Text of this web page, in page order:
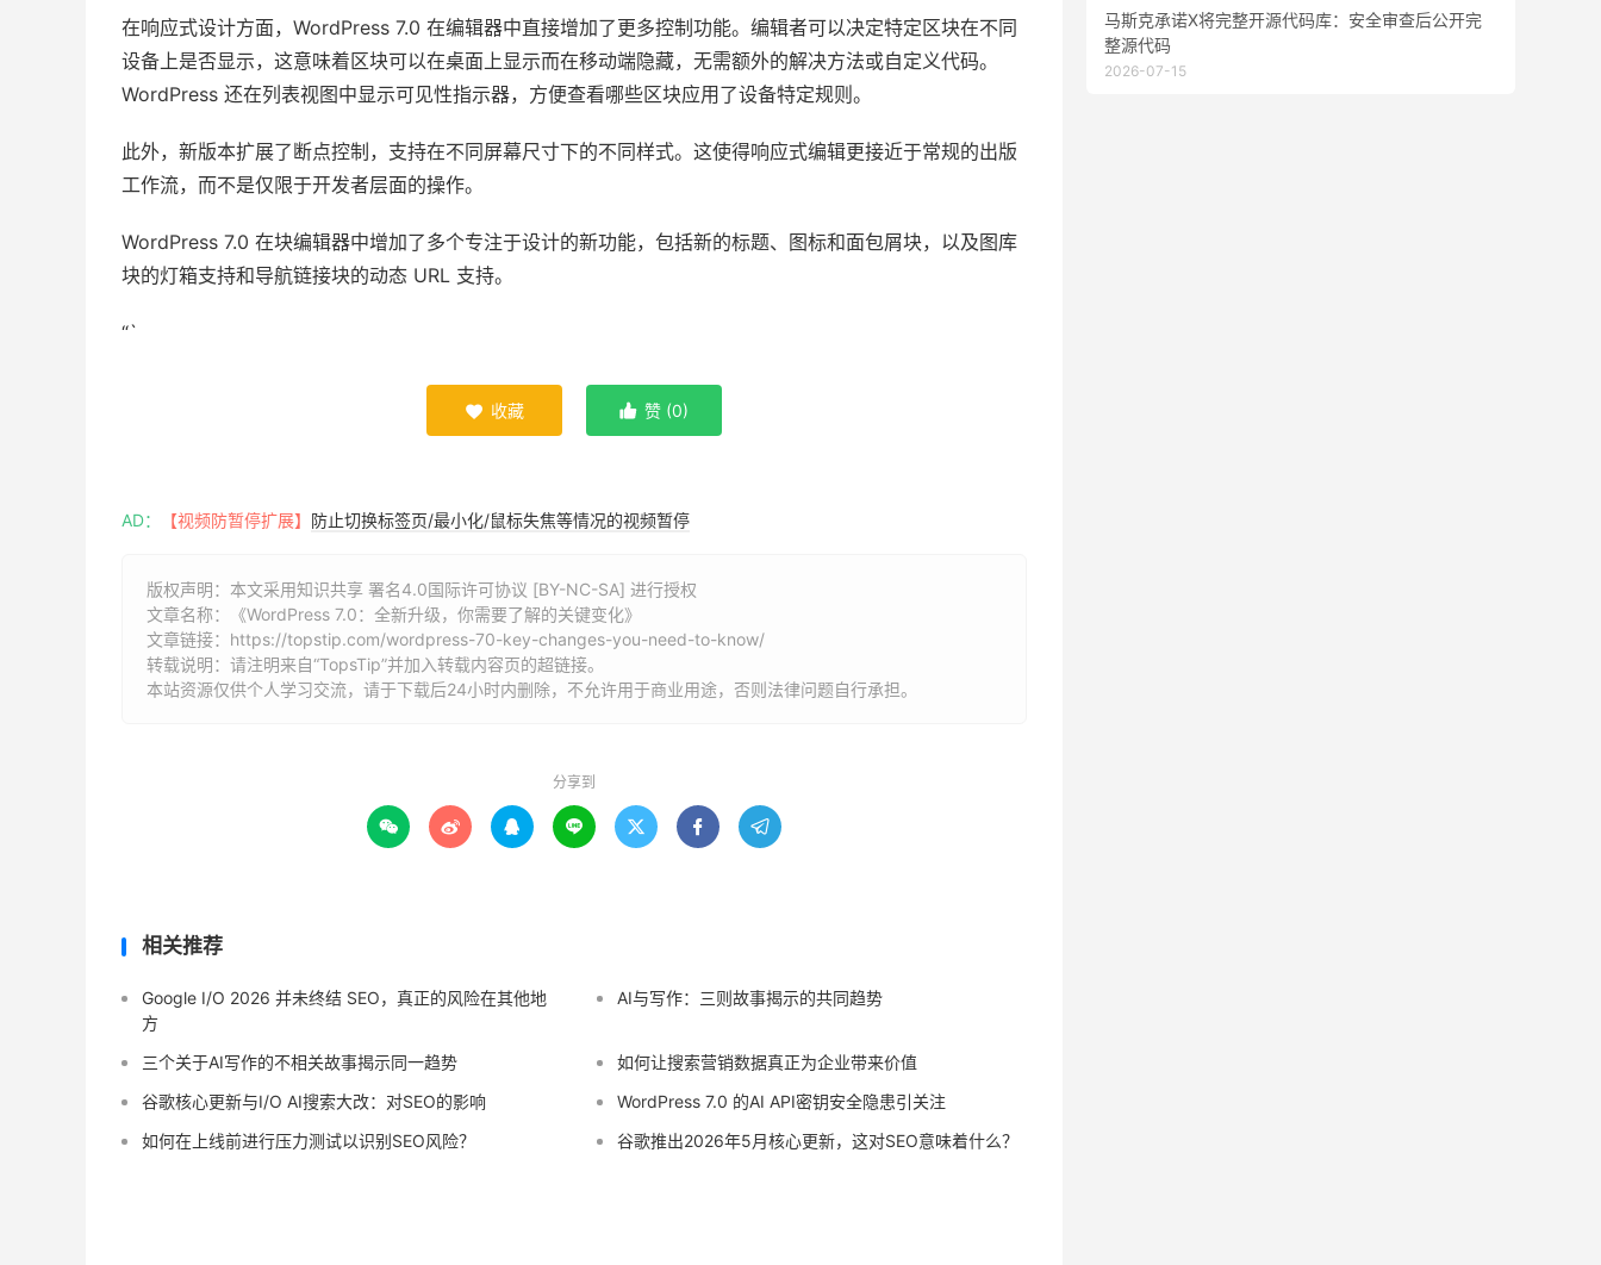
在响应式设计方面，WordPress 7.0 在编辑器中直接增加了更多控制功能。编辑者可以决定特定区块在不同
设备上是否显示，这意味着区块可以在桌面上显示而在移动端隐藏，无需额外的解决方法或自定义代码。
WordPress 还在列表视图中显示可见性指示器，方便查看哪些区块应用了设备特定规则。
此外，新版本扩展了断点控制，支持在不同屏幕尺寸下的不同样式。这使得响应式编辑更接近于常规的出版
工作流，而不是仅限于开发者层面的操作。
WordPress 7.0 在块编辑器中增加了多个专注于设计的新功能，包括新的标题、图标和面包屑块，以及图库
块的灯箱支持和导航链接块的动态 URL 支持。
“`
 收藏  赞 (0)
AD： 【视频防暂停扩展】 防止切换标签页/最小化/鼠标失焦等情况的视频暂停
版权声明：本文采用知识共享 署名4.0国际许可协议 [BY-NC-SA] 进行授权
文章名称：《WordPress 7.0：全新升级，你需要了解的关键变化》
文章链接： https://topstip.com/wordpress-70-key-changes-you-need-to-know/
转载说明：请注明来自“TopsTip”并加入转载内容页的超链接。
本站资源仅供个人学习交流，请于下载后24小时内删除，不允许用于商业用途，否则法律问题自行承担。
分享到
      
相关推荐
Google I/O 2026 并未终结 SEO，真正的风险在其他地
方
AI与写作：三则故事揭示的共同趋势
三个关于AI写作的不相关故事揭示同一趋势
如何让搜索营销数据真正为企业带来价值
谷歌核心更新与I/O AI搜索大改：对SEO的影响
WordPress 7.0 的AI API密钥安全隐患引关注
如何在上线前进行压力测试以识别SEO风险？
谷歌推出2026年5月核心更新，这对SEO意味着什么？
马斯克承诺X将完整开源代码库：安全审查后公开完
整源代码
2026-07-15